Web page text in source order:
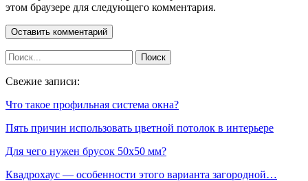
этом браузере для следующего комментария.
Свежие записи:
Что такое профильная система окна?
Пять причин использовать цветной потолок в интерьере
Для чего нужен брусок 50х50 мм?
Квадрохаус — особенности этого варианта загородной…